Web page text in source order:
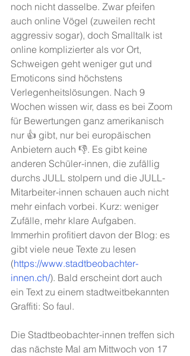
noch nicht dasselbe. Zwar pfeifen
auch online Vögel (zuweilen recht
aggressiv sogar), doch Smalltalk ist
online komplizierter als vor Ort,
Schweigen geht weniger gut und
Emoticons sind höchstens
Verlegenheitslösungen. Nach 9
Wochen wissen wir, dass es bei Zoom
für Bewertungen ganz amerikanisch
nur 👍 gibt, nur bei europäischen
Anbietern auch 👎. Es gibt keine
anderen Schüler-innen, die zufällig
durchs JULL stolpern und die JULL-
Mitarbeiter-innen schauen auch nicht
mehr einfach vorbei. Kurz: weniger
Zufälle, mehr klare Aufgaben.
Immerhin profitiert davon der Blog: es
gibt viele neue Texte zu lesen
(https://www.stadtbeobachter-
innen.ch/). Bald erscheint dort auch
ein Text zu einem stadtweitbekannten
Graffiti: So faul.
Die Stadtbeobachter-innen treffen sich
das nächste Mal am Mittwoch von 17